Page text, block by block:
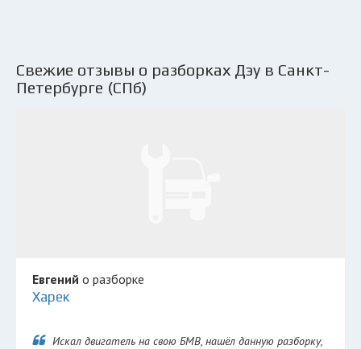
Свежие отзывы о разборках Дэу в Санкт-
Петербурге (СПб)
Евгений о разборке
Харек
Искал двигатель на свою БМВ, нашёл данную разборку,